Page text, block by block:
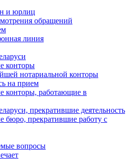
и юрлиц
обращений
линия
конторы
нотариальной конторы
на прием
конторы, работающие в
прекратившие деятельность
бюро, прекратившие работу с
вопросы